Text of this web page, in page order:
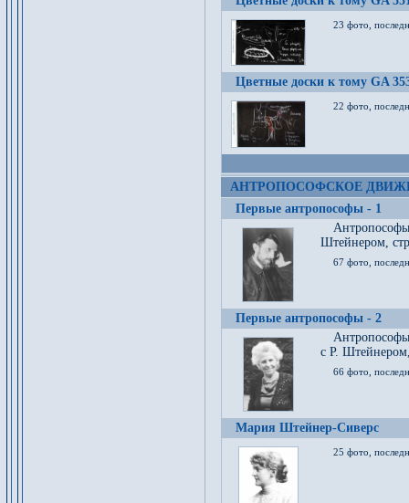
23 фото,
Цветные доски к тому GA
22 фото,
АНТРОПОСОФСКОЕ
Первые антропософы - 1
Штейнером,
67 фото,
Первые антропософы - 2
с Р.
66 фото,
Мария Штейнер-Сиверс
25 фото,